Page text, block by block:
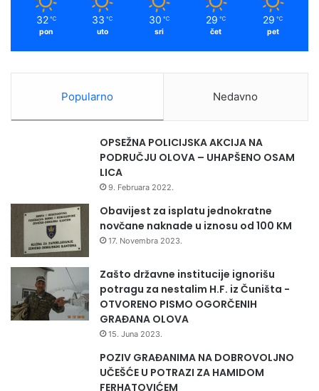
32 ℃
pon
33 ℃
uto
30 ℃
sri
29 ℃
čet
29 ℃
pet
Popularno Nedavno
OPSEŽNA POLICIJSKA AKCIJA NA
PODRUČJU OLOVA – UHAPŠENO OSAM
LICA
9. Februara 2022.
Obavijest za isplatu jednokratne
novčane naknade u iznosu od 100 KM
17. Novembra 2023.
Zašto državne institucije ignorišu
potragu za nestalim H.F. iz Čuništa -
OTVORENO PISMO OGORČENIH
GRAĐANA OLOVA
15. Juna 2023.
POZIV GRAĐANIMA NA DOBROVOLJNO
UČEŠĆE U POTRAZI ZA HAMIDOM
FERHATOVIĆEM